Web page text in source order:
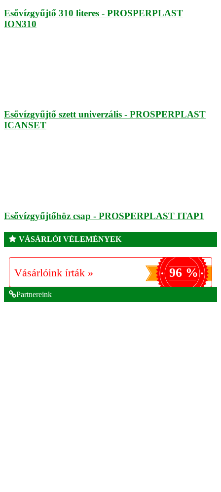
Esővízgyűjtő 310 literes - PROSPERPLAST
ION310
Esővízgyűjtő szett univerzális - PROSPERPLAST
ICANSET
Esővízgyűjtőhöz csap - PROSPERPLAST ITAP1
VÁSÁRLÓI VÉLEMÉNYEK
Vásárlóink írták » 96 %
Partnereink